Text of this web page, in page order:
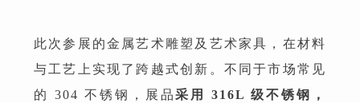
此次参展的金属艺术雕塑及艺术家具，在材料
与工艺上实现了跨越式创新。不同于市场常见
的 304 不锈钢，展品采用 316L 级不锈钢，